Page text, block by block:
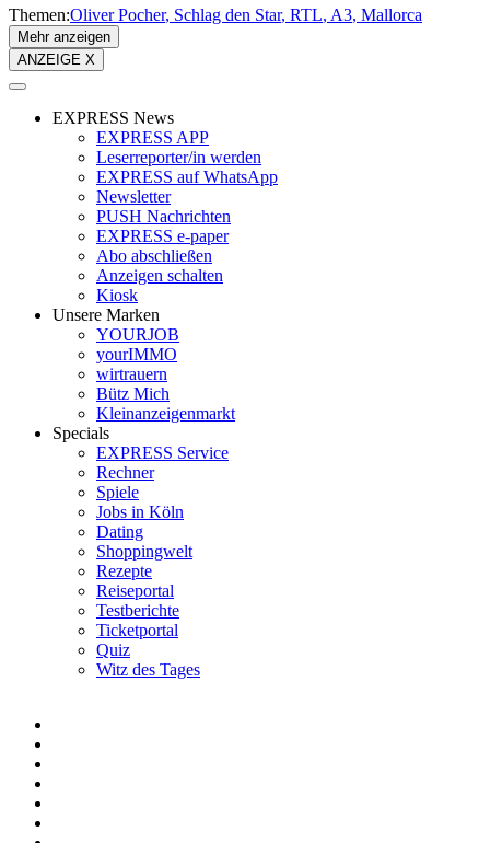
Themen:Oliver Pocher Schlag den Star RTL A3 Mallorca
Mehr anzeigen
ANZEIGE X
EXPRESS News
EXPRESS APP
Leserreporter/in werden
EXPRESS auf WhatsApp
Newsletter
PUSH Nachrichten
EXPRESS e-paper
Abo abschließen
Anzeigen schalten
Kiosk
Unsere Marken
YOURJOB
yourIMMO
wirtrauern
Bütz Mich
Kleinanzeigenmarkt
Specials
EXPRESS Service
Rechner
Spiele
Jobs in Köln
Dating
Shoppingwelt
Rezepte
Reiseportal
Testberichte
Ticketportal
Quiz
Witz des Tages